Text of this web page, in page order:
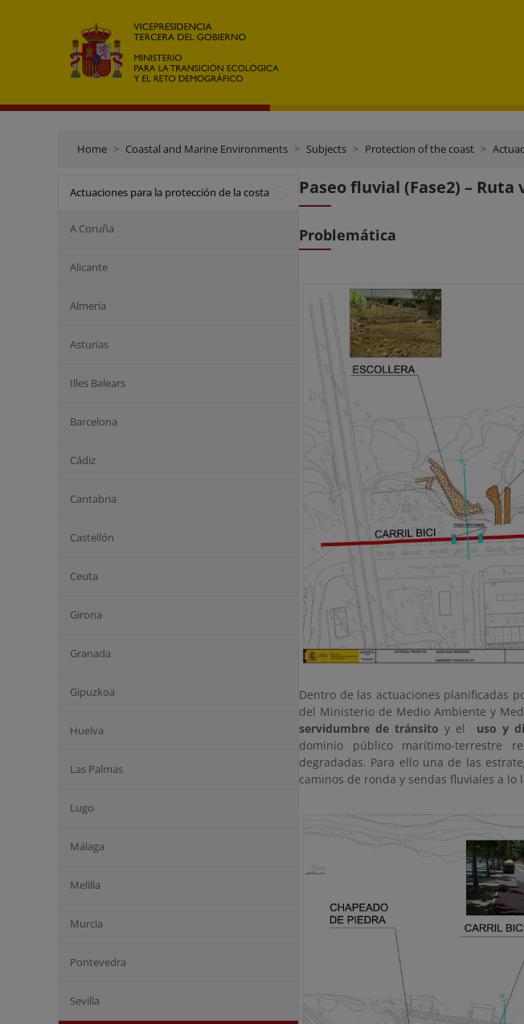
Home Coastal and Marine Environments Subjects Protection of the coast
Actuaciones para la protección de la costa
A Coruña
Alicante
Almería
Asturias
Illes Balears
Barcelona
Cádiz
Cantabria
Castellón
Ceuta
Girona
Granada
Gipuzkoa
Huelva
Las Palmas
Lugo
Málaga
Melilla
Murcia
Pontevedra
Sevilla
Paseo fluvial (Fase2) –
Problemática
Dentro de las actuaciones planificadas
del Ministerio de Medio Ambiente y
servidumbre de tránsito y el uso y
dominio público marítimo-terrestre
degradadas. Para ello una de las
caminos de ronda y sendas fluviales a